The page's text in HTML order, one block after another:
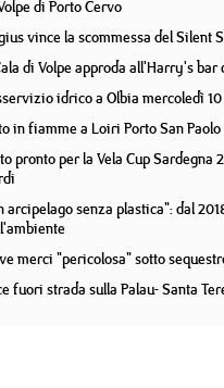
di Porto Cervo
vince la scommessa del Silent
di Volpe approda all'Harry's bar
idrico a Olbia mercoledì
in fiamme a Loiri Porto San Paolo
pronto per la Vela Cup Sardegna
arcipelago senza plastica": dal
merci "pericolosa" sotto
fuori strada sulla Palau- Santa